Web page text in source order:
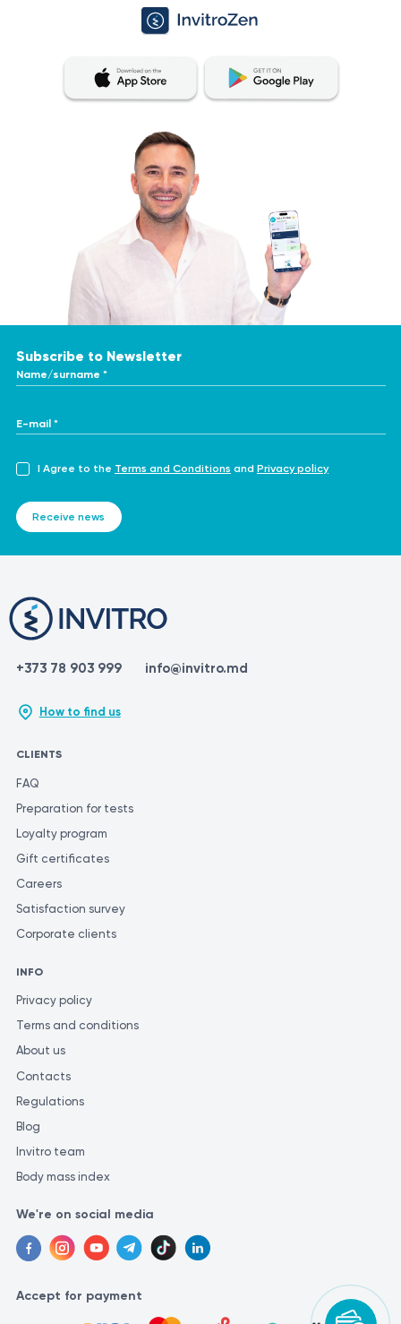
Subscribe to Newsletter
Name/surname *
E-mail *
I Agree to the Terms and Conditions and Privacy policy
Receive news
+373 78 903 999 info@invitro.md
How to find us
CLIENTS
FAQ
Preparation for tests
Loyalty program
Gift certificates
Careers
Satisfaction survey
Corporate clients
INFO
Privacy policy
Terms and conditions
About us
Contacts
Regulations
Blog
Invitro team
Body mass index
We're on social media
Accept for payment